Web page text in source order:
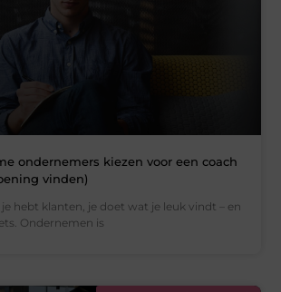
ondernemers kiezen voor een coach
vinden)
je hebt klanten, je doet wat je leuk vindt – en
Ondernemen is